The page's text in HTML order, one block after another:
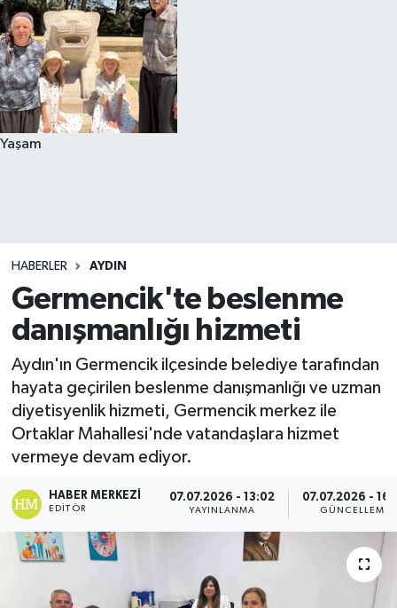
Yaşam
HABERLER AYDIN
Germencik'te beslenme
danışmanlığı hizmeti
Aydın'ın Germencik ilçesinde belediye tarafından
hayata geçirilen beslenme danışmanlığı ve uzman
diyetisyenlik hizmeti, Germencik merkez ile
Ortaklar Mahallesi'nde vatandaşlara hizmet
vermeye devam ediyor.
HABER MERKEZI
EDITÖR
07.07.2026 - 13:02
YAYINLANMA
07.07.2026 -
GÜNCELLEME